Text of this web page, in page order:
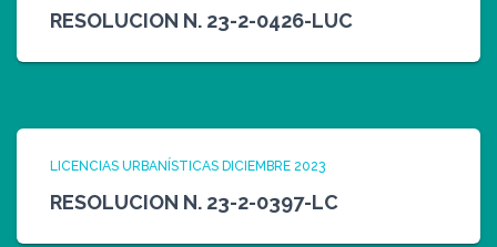
RESOLUCION N. 23-2-0426-LUC
LICENCIAS URBANÍSTICAS DICIEMBRE 2023
RESOLUCION N. 23-2-0397-LC